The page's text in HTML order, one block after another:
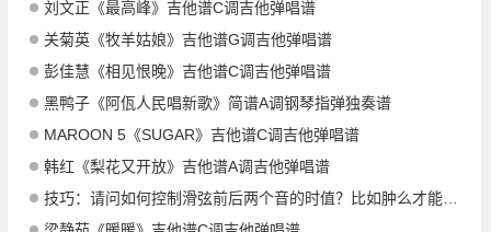
刘文正《最高峰》吉他谱C调吉他弹唱谱
关菊英《牧羊姑娘》吉他谱G调吉他弹唱谱
彭佳慧《相见恨晚》吉他谱C调吉他弹唱谱
黑鸭子《阿佤人民唱新歌》简谱A调钢琴指弹独奏谱
MAROON 5《SUGAR》吉他谱C调吉他弹唱谱
韩红《梨花又开放》吉他谱A调吉他弹唱谱
技巧：请问如何控制滑弦前后两个音的时值？比如肿么才能强调第二个音，或者让两个音听起来一样饱满？